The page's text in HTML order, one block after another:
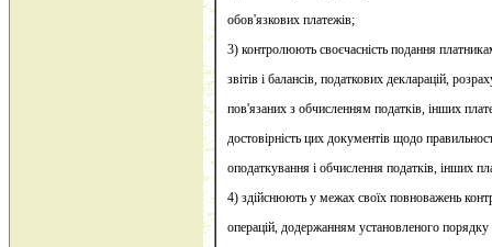
обов'язкових платежів;
3) контролюють своєчасність подання
звітів і балансів, податкових декларацій,
пов'язаних з обчисленням податків, інших
достовірність цих документів щодо
оподаткування і обчислення податків, інших
4) здійснюють у межах своїх повноважень
операцій, додержанням установленого